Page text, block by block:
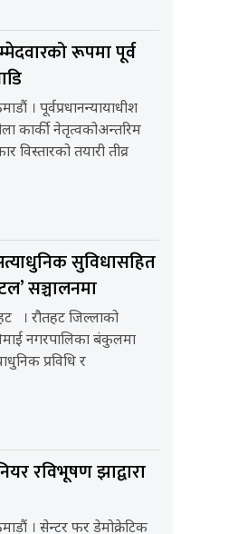
रूपमा पूर्व
। पूर्वप्रधानन्यायाधीश
कार्की नेतृत्वकोअन्तरिम
विस्तारको तयारी तीव्र
सुविधासहित
सञ्चालनमा
। रौतहट जिल्लाको
नगरपालिका बंकुलमा
प्रविधि र
रविभूषण झाद्वारा
। सेन्टर फर डेमोक्रेटिक